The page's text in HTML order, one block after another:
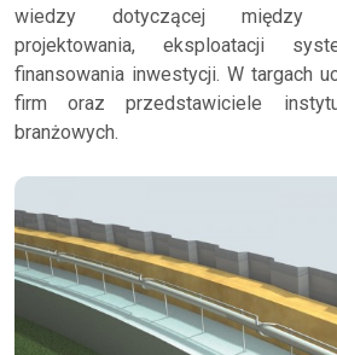
wiedzy dotyczącej między
projektowania, eksploatacji
finansowania inwestycji. W targach
firm oraz przedstawiciele
branżowych.